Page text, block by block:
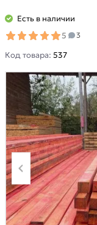
Есть в наличии
5
3
Код товара: 537